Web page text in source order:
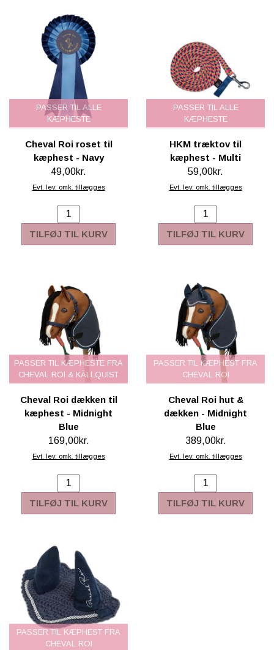
PASSER TIL ALLE
KÆPHESTE
Cheval Roi roset til
kæphest - Navy
49,00kr.
Evt. lev. omk. tillægges
TILFØJ TIL KURV
PASSER TIL ALLE
KÆPHESTE
HKM træktov til
kæphest - Multi
59,00kr.
Evt. lev. omk. tillægges
TILFØJ TIL KURV
PASSER TIL KÆPHESTE FRA
CHEVAL ROI & KÄLLQUIST
Cheval Roi dækken til
kæphest - Midnight
Blue
169,00kr.
Evt. lev. omk. tillægges
TILFØJ TIL KURV
PASSER TIL KÆPHEST FRA
CHEVAL ROI
Cheval Roi hut &
dækken - Midnight
Blue
389,00kr.
Evt. lev. omk. tillægges
TILFØJ TIL KURV
PASSER TIL KÆPHEST FRA
CHEVAL ROI